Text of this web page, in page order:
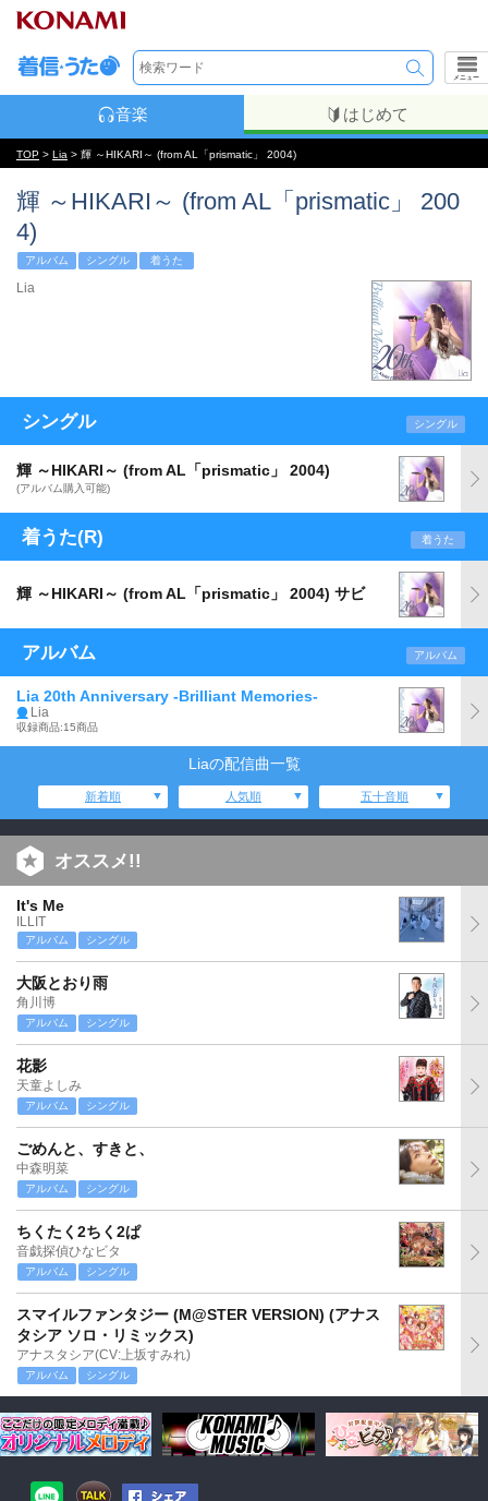
メニュー
音楽 はじめて
TOP > Lia > 輝 ～HIKARI～ (from AL「prismatic」 2004)
輝 ～HIKARI～ (from AL「prismatic」 200
4)
アルバム シングル 着うた
Lia
シングル シングル
輝 ～HIKARI～ (from AL「prismatic」 2004)
(アルバム購入可能)
着うた(R) 着うた
輝 ～HIKARI～ (from AL「prismatic」 2004) サビ
アルバム アルバム
Lia 20th Anniversary -Brilliant Memories-
Lia
収録商品:15商品
Liaの配信曲一覧
新着順 人気順 五十音順
オススメ!!
It's Me
ILLIT
アルバム シングル
大阪とおり雨
角川博
アルバム シングル
花影
天童よしみ
アルバム シングル
ごめんと、すきと、
中森明菜
アルバム シングル
ちくたく2ちく2ぱ
音戯探偵ひなビタ
アルバム シングル
スマイルファンタジー (M@STER VERSION) (アナス
タシア ソロ・リミックス)
アナスタシア(CV:上坂すみれ)
アルバム シングル